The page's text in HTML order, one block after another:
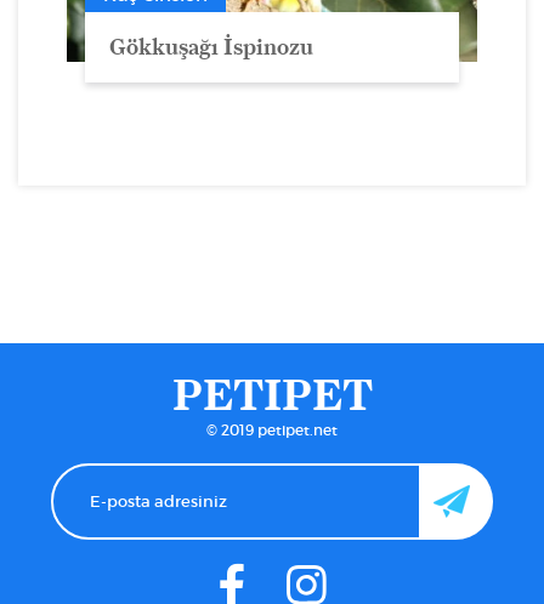
Gökkuşağı İspinozu
PETIPET
© 2019 petipet.net